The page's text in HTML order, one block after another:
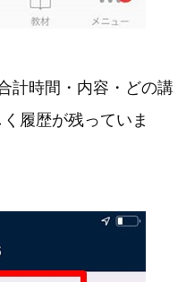
計時間・内容・どの講
履歴が残っていま